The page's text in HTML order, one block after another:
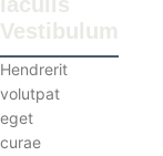
Vestibulum
Hendrerit
volutpat
eget
curae